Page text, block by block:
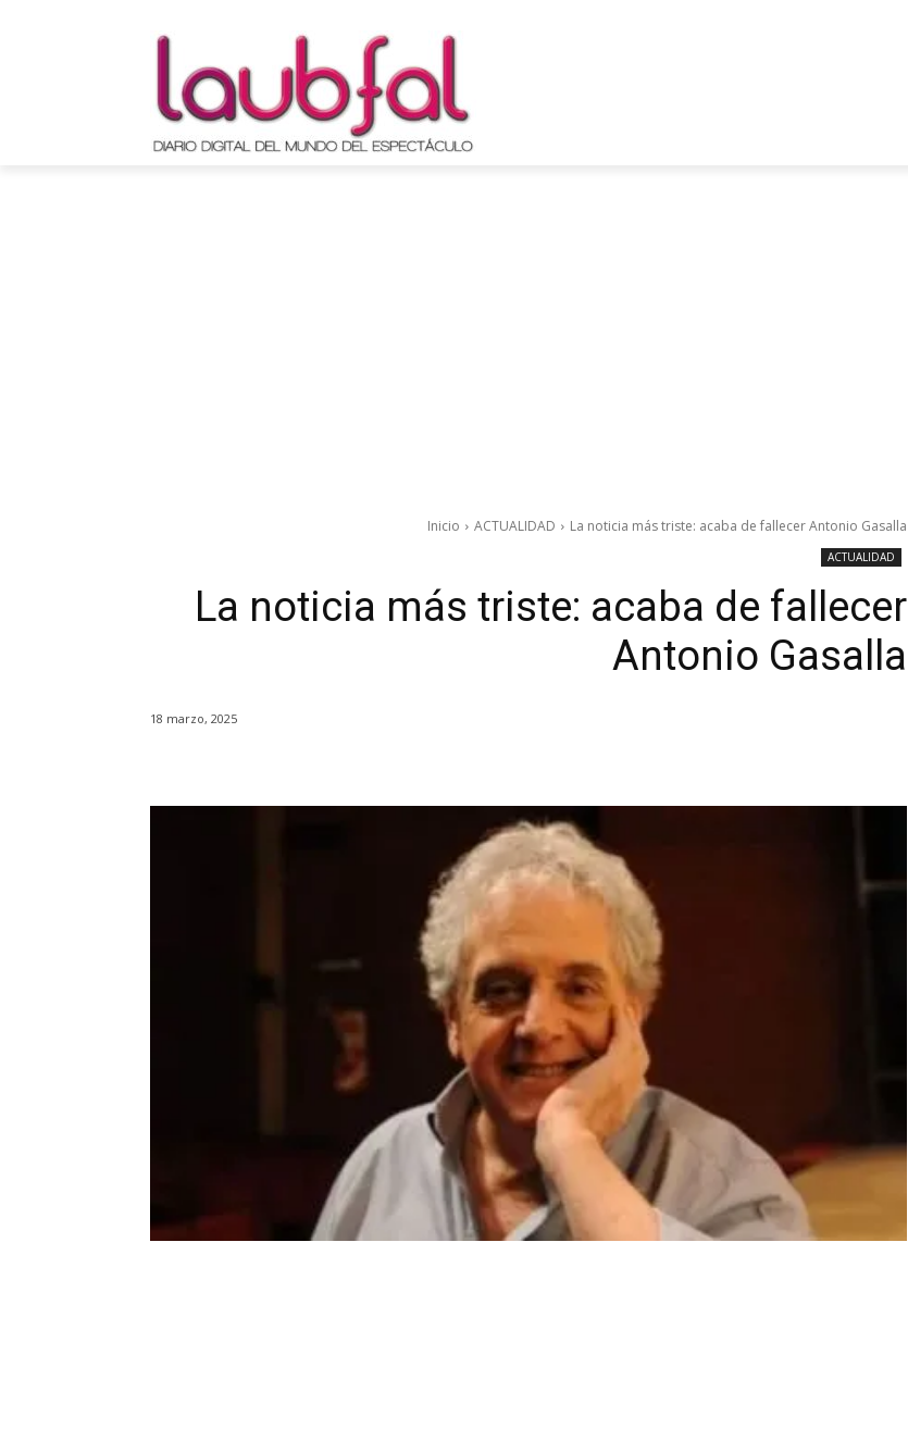
Inicio ACTUALIDAD La noticia más triste: acaba de fallecer Antonio Gasalla
ACTUALIDAD
La noticia más triste: acaba de fallecer
Antonio Gasalla
18 marzo, 2025